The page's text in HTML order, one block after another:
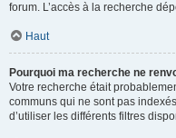
forum. L’accès à la recherche
Haut
Pourquoi ma recherche ne
Votre recherche était
communs qui ne sont pas
d’utiliser les différents filtres